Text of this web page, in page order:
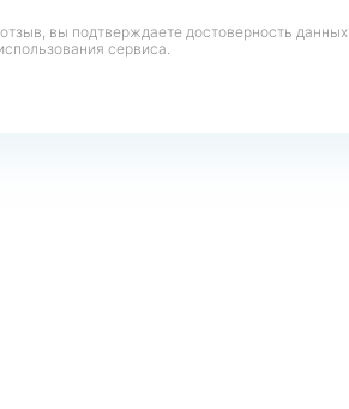
вы подтверждаете достоверность данных
сервиса.